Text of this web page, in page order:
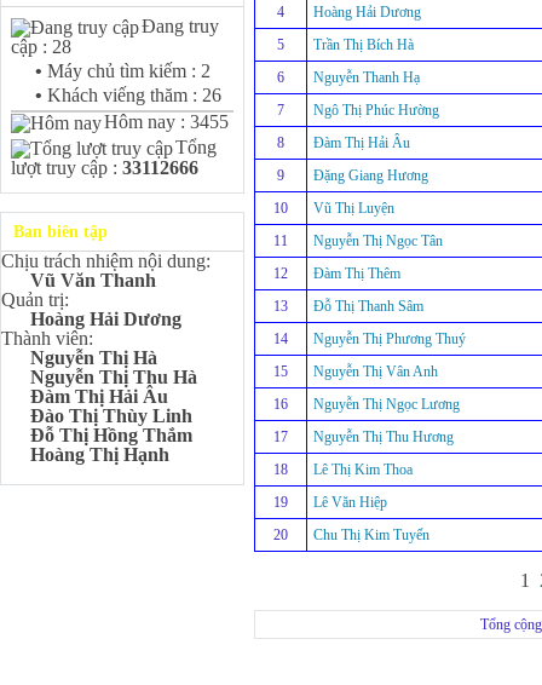
9A3
Giải Ba kỳ thi chọn HSG cấp
tỉnh môn Toán.
Bùi Quang Minh - Lớp 9A3
Giải DISTINCTION Toàn
quốc Kỳ thi Toán Quốc tế
Kangaroo – IKMC 2020
Bùi Quang Minh - Lớp 9A3
Giải Ba kỳ thi chọn HSG cấp
tỉnh môn Toán.
Đinh Anh Thư - Lớp 9A3
Giải Nhì kỳ thi chọn HSG cấp
tỉnh môn Sinh học.
Chu Quang Lượng - Lớp
9A3
Giải Ba kỳ thi chọn HSG cấp
tỉnh môn Toán.
Lê Minh Chiến- Lớp 9A3
Giải Ba kỳ thi chọn HSG cấp
tỉnh môn Sinh học.
Giải Ba kỳ thi chọn HSG cấp
Đang truy
cập : 28
• Máy chủ tìm kiếm : 2
• Khách viếng thăm : 26
Hôm nay : 3455
Tổng
lượt truy cập : 33112666
Ban biên tập
Chịu trách nhiệm nội dung:
Vũ Văn Thanh
Quản trị:
Hoàng Hải Dương
Thành viên:
Nguyễn Thị Hà
Nguyễn Thị Thu Hà
Đàm Thị Hải Âu
Đào Thị Thùy Linh
Đỗ Thị Hồng Thắm
Hoàng Thị Hạnh
4
Hoàng Hải Dương
5
Trần Thị Bích Hà
6
Nguyễn Thanh Hạ
7
Ngô Thị Phúc Hường
8
Đàm Thị Hải Âu
9
Đặng Giang Hương
10
Vũ Thị Luyện
11
Nguyễn Thị Ngọc Tân
12
Đàm Thị Thêm
13
Đỗ Thị Thanh Sâm
14
Nguyễn Thị Phương Thuý
15
Nguyễn Thị Vân Anh
16
Nguyễn Thị Ngọc Lương
17
Nguyễn Thị Thu Hương
18
Lê Thị Kim Thoa
19
Lê Văn Hiệp
20
Chu Thị Kim Tuyến
1
Tổng